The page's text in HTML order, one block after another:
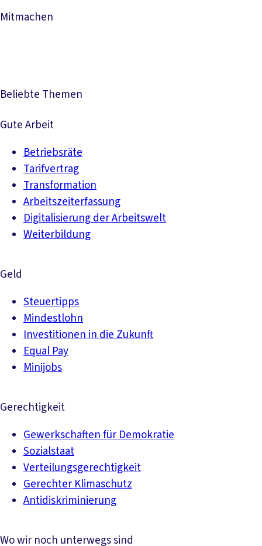
Mitmachen
Beliebte Themen
Gute Arbeit
Betriebsräte
Tarifvertrag
Transformation
Arbeitszeiterfassung
Digitalisierung der Arbeitswelt
Weiterbildung
Geld
Steuertipps
Mindestlohn
Investitionen in die Zukunft
Equal Pay
Minijobs
Gerechtigkeit
Gewerkschaften für Demokratie
Sozialstaat
Verteilungsgerechtigkeit
Gerechter Klimaschutz
Antidiskriminierung
Wo wir noch unterwegs sind